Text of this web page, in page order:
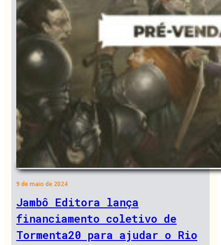
9 de maio de 2024
Jambô Editora lança
financiamento coletivo de
Tormenta20 para ajudar o Rio